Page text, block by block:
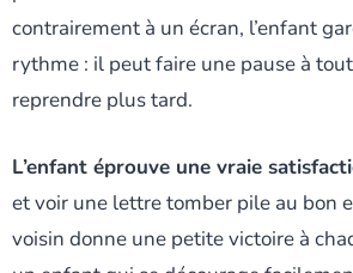
contrairement à un écran, l’enfant
rythme : il peut faire une pause à
reprendre plus tard.
L’enfant éprouve une vraie
et voir une lettre tomber pile au bon
voisin donne une petite victoire à